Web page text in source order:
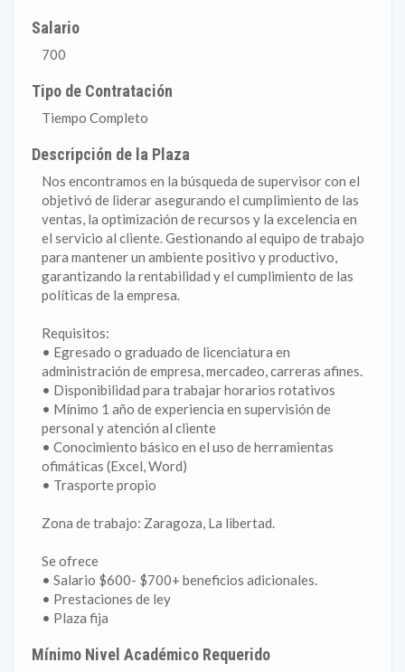
Salario
700
Tipo de Contratación
Tiempo Completo
Descripción de la Plaza
Nos encontramos en la búsqueda de supervisor con el
objetivó de liderar asegurando el cumplimiento de las
ventas, la optimización de recursos y la excelencia en
el servicio al cliente. Gestionando al equipo de trabajo
para mantener un ambiente positivo y productivo,
garantizando la rentabilidad y el cumplimiento de las
políticas de la empresa.
Requisitos:
• Egresado o graduado de licenciatura en
administración de empresa, mercadeo, carreras afines.
• Disponibilidad para trabajar horarios rotativos
• Mínimo 1 año de experiencia en supervisión de
personal y atención al cliente
• Conocimiento básico en el uso de herramientas
ofimáticas (Excel, Word)
• Trasporte propio
Zona de trabajo: Zaragoza, La libertad.
Se ofrece
• Salario $600- $700+ beneficios adicionales.
• Prestaciones de ley
• Plaza fija
Mínimo Nivel Académico Requerido